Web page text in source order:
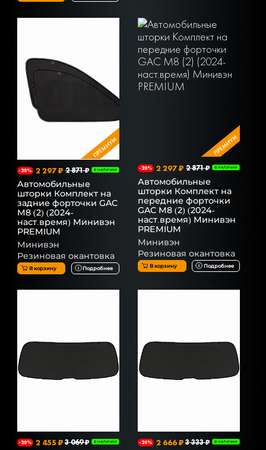
-20% 2 297 ₽ 2 871 ₽ В НАЛИЧИИ
Автомобильные
шторки Комплект на
задние форточки GAC
M8 (2) (2024-
наст.время) Минивэн
PREMIUM
Минивэн
Резиновая окантовка
В корзину Подробнее
-20% 2 297 ₽ 2 871 ₽ В НАЛИЧИИ
Автомобильные
шторки Комплект на
передние форточки
GAC M8 (2) (2024-
наст.время) Минивэн
PREMIUM
Минивэн
Резиновая окантовка
В корзину Подробнее
-20% 2 455 ₽ 3 069 ₽ В НАЛИЧИИ -20% 2 666 ₽ 3 333 ₽ В НАЛИЧИИ